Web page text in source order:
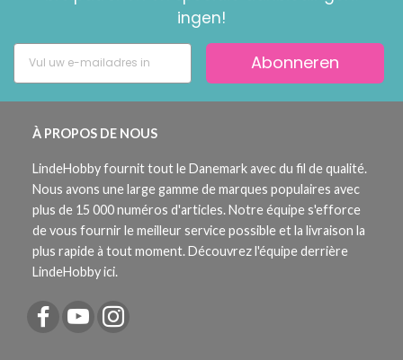
ingen!
Abonneren
À PROPOS DE NOUS
LindeHobby fournit tout le Danemark avec du fil de qualité.
Nous avons une large gamme de marques populaires avec
plus de 15 000 numéros d'articles. Notre équipe s'efforce
de vous fournir le meilleur service possible et la livraison la
plus rapide à tout moment. Découvrez l'équipe derrière
LindeHobby ici.